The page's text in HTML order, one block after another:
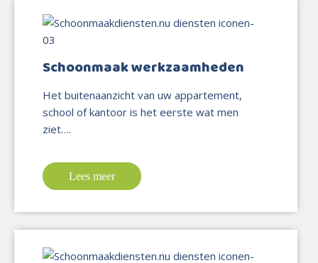
Schoonmaak werkzaamheden
Het buitenaanzicht van uw appartement,
school of kantoor is het eerste wat men
ziet….
Lees meer